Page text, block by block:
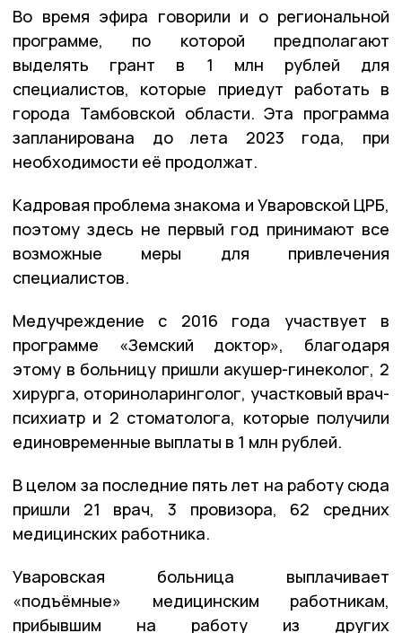
Во время эфира говорили и о региональной
программе, по которой предполагают
выделять грант в 1 млн рублей для
специалистов, которые приедут работать в
города Тамбовской области. Эта программа
запланирована до лета 2023 года, при
необходимости её продолжат.
Кадровая проблема знакома и Уваровской ЦРБ,
поэтому здесь не первый год принимают все
возможные меры для привлечения
специалистов.
Медучреждение с 2016 года участвует в
программе «Земский доктор», благодаря
этому в больницу пришли акушер-гинеколог, 2
хирурга, оториноларинголог, участковый врач-
психиатр и 2 стоматолога, которые получили
единовременные выплаты в 1 млн рублей.
В целом за последние пять лет на работу сюда
пришли 21 врач, 3 провизора, 62 средних
медицинских работника.
Уваровская больница выплачивает
«подъёмные» медицинским работникам,
прибывшим на работу из других